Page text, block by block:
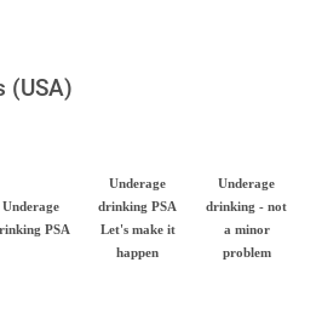
(USA)
Underage
PSA
Underage
drinking PSA
Let's make it
happen
Underage
drinking - not
a minor
problem